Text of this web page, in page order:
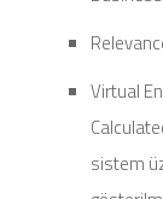
Virtual
sistem